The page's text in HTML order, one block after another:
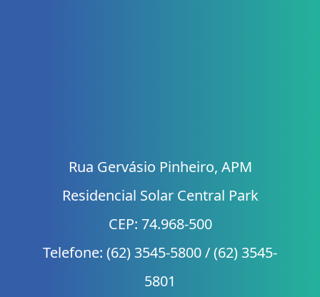
Rua Gervásio Pinheiro, APM
Residencial Solar Central Park
CEP: 74.968-500
Telefone: (62) 3545-5800 / (62) 3545-
5801